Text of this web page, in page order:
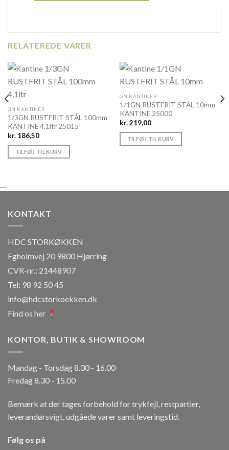
RELATEREDE VARER
GN KANTINER
1/3GN RUSTFRIT STÅL 100mm
KANTINE 4,1ltr 25015
kr.186,50
TILFØJ TIL KURV
GN KANTINER
1/1GN RUSTFRIT STÅL 10mm
KANTINE 25000
kr.219,00
TILFØJ TIL KURV
KONTAKT
HDC STORKØKKEN
Egholmvej 20 9800 Hjørring
CVR-nr.: 21448907
Tel: 98 92 50 45
info@hdcstorkoekken.dk
Find os her
KONTOR, BUTIK & SHOWROOM
Mandag - Torsdag 8.30 - 16.00
Fredag 8.30 - 15.00
Bemærk at der tages forbehold for trykfejl, restpartier,
leverandørsvigt, udgåede varer samt leveringstid.
Følg os på